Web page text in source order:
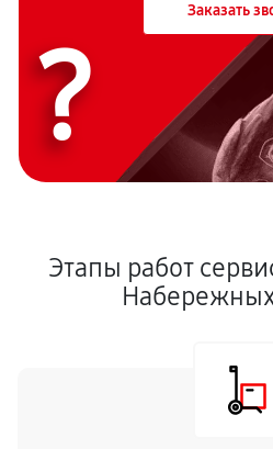
Заказать
?
Этапы работ